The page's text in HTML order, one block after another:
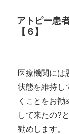
アトピー患
【６】
医療機関には
状態を維持し
くことをお勧
して来たの?
勧めします。